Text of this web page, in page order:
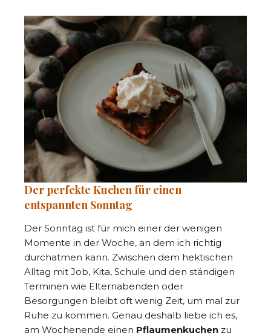
Der perfekte Kuchen für einen
entspannten Sonntag
Der Sonntag ist für mich einer der wenigen
Momente in der Woche, an dem ich richtig
durchatmen kann. Zwischen dem hektischen
Alltag mit Job, Kita, Schule und den ständigen
Terminen wie Elternabenden oder
Besorgungen bleibt oft wenig Zeit, um mal zur
Ruhe zu kommen. Genau deshalb liebe ich es,
am Wochenende einen Pflaumenkuchen zu